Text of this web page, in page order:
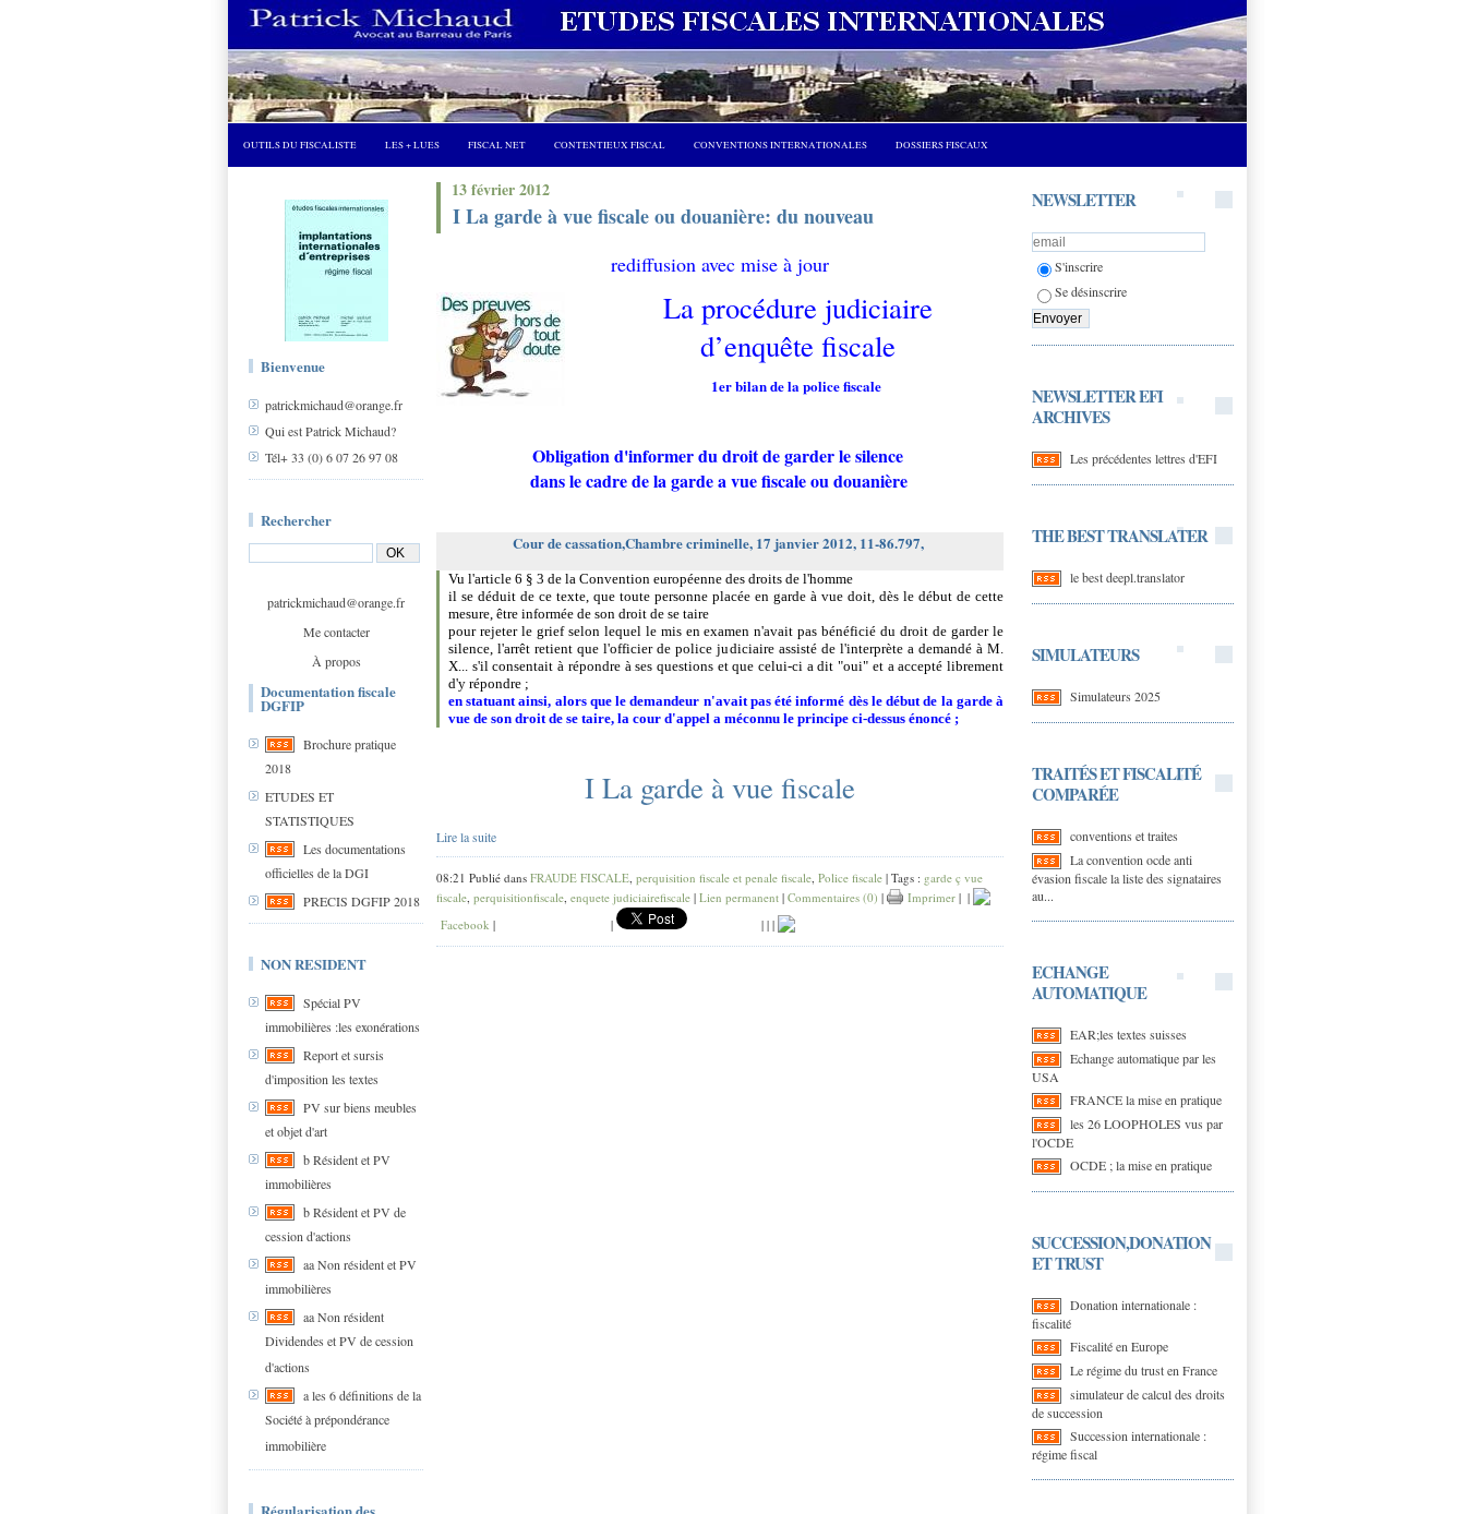
OUTILS DU FISCALISTE LES + LUES FISCAL NET CONTENTIEUX FISCAL CONVENTIONS INTERNATIONALES DOSSIERS FISCAUX
Bienvenue
patrickmichaud@orange.fr
Qui est Patrick Michaud?
Tél+ 33 (0) 6 07 26 97 08
Rechercher
patrickmichaud@orange.fr
Me contacter
À propos
Documentation fiscale
DGFIP
Brochure pratique
2018
ETUDES ET
STATISTIQUES
Les documentations
officielles de la DGI
PRECIS DGFIP 2018
NON RESIDENT
Spécial PV
immobilières :les exonérations
Report et sursis
d'imposition les textes
PV sur biens meubles
et objet d'art
b Résident et PV
immobilières
b Résident et PV de
cession d'actions
aa Non résident et PV
immobilières
aa Non résident
Dividendes et PV de cession
d'actions
a les 6 définitions de la
Société à prépondérance
immobilière
NEWSLETTER
S'inscrire
Se désinscrire
NEWSLETTER EFI
ARCHIVES
Les précédentes lettres d'EFI
THE BEST TRANSLATER
le best deepl.translator
SIMULATEURS
Simulateurs 2025
TRAITÉS ET FISCALITÉ
COMPARÉE
conventions et traites
La convention ocde anti
évasion fiscale la liste des signataires
au...
ECHANGE
AUTOMATIQUE
EAR;les textes suisses
Echange automatique par les
USA
FRANCE la mise en pratique
les 26 LOOPHOLES vus par
l'OCDE
OCDE ; la mise en pratique
SUCCESSION,DONATION
ET TRUST
Donation internationale :
fiscalité
Fiscalité en Europe
Le régime du trust en France
simulateur de calcul des droits
de succession
Succession internationale :
régime fiscal
13 février 2012
I La garde à vue fiscale ou douanière: du nouveau
rediffusion avec mise à jour
La procédure judiciaire
d’enquête fiscale
1er bilan de la police fiscale
Obligation d'informer du droit de garder le silence
dans le cadre de la garde a vue fiscale ou douanière
Cour de cassation,Chambre criminelle, 17 janvier 2012, 11-86.797,
Vu l'article 6 § 3 de la Convention européenne des droits de l'homme
il se déduit de ce texte, que toute personne placée en garde à vue doit, dès le début de cette
mesure, être informée de son droit de se taire
pour rejeter le grief selon lequel le mis en examen n'avait pas bénéficié du droit de garder le
silence, l'arrêt retient que l'officier de police judiciaire assisté de l'interprète a demandé à M.
X... s'il consentait à répondre à ses questions et que celui-ci a dit "oui" et a accepté librement
d'y répondre ;
en statuant ainsi, alors que le demandeur n'avait pas été informé dès le début de la garde à
vue de son droit de se taire, la cour d'appel a méconnu le principe ci-dessus énoncé ;
I La garde à vue fiscale
Lire la suite
08:21 Publié dans FRAUDE FISCALE, perquisition fiscale et penale fiscale, Police fiscale | Tags : garde ç vue
fiscale, perquisitionfiscale, enquete judiciairefiscale | Lien permanent | Commentaires (0) | Imprimer | |
Facebook | | | | |